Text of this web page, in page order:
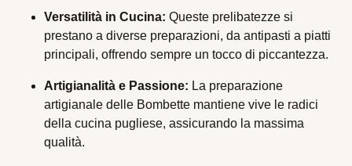
Versatilità in Cucina: Queste prelibatezze si
prestano a diverse preparazioni, da antipasti a piatti
principali, offrendo sempre un tocco di piccantezza.
Artigianalità e Passione: La preparazione
artigianale delle Bombette mantiene vive le radici
della cucina pugliese, assicurando la massima
qualità.